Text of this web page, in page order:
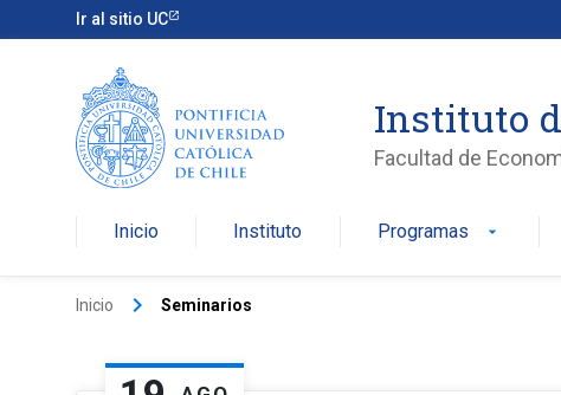
Ir al sitio UC
Instituto
Facultad de
Inicio Instituto Programas arrow_drop_down
Inicio keyboard_arrow_right Seminarios